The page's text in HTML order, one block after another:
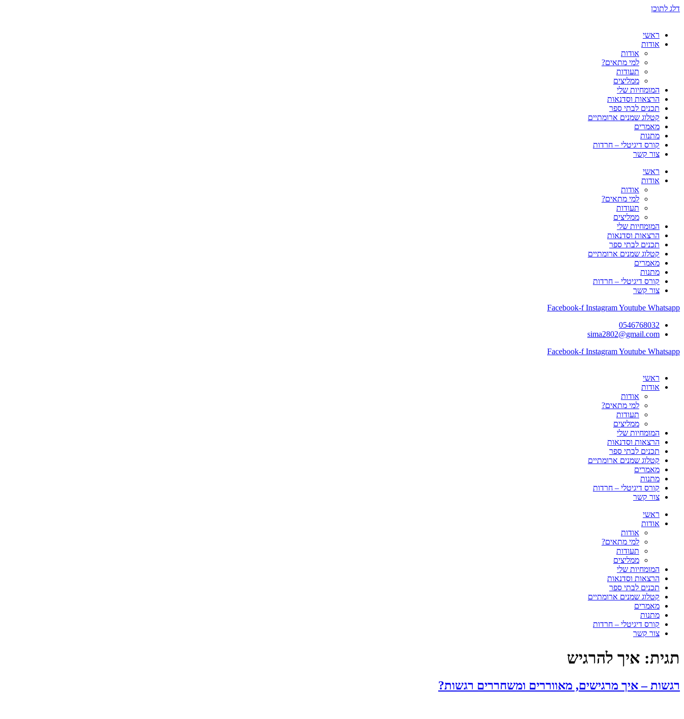
דלג לתוכן
ראשי
אודות
אודות
למי מתאים?
תעודות
ממליצים
המומחיות שלי
הרצאות וסדנאות
תכנים לבתי ספר
קטלוג שמנים ארומתיים
מאמרים
מתנות
קורס דיגיטלי – חרדות
צור קשר
ראשי
אודות
אודות
למי מתאים?
תעודות
ממליצים
המומחיות שלי
הרצאות וסדנאות
תכנים לבתי ספר
קטלוג שמנים ארומתיים
מאמרים
מתנות
קורס דיגיטלי – חרדות
צור קשר
Facebook-f InstagramYoutube Whatsapp
0546768032
sima2802@gmail.com
Facebook-f InstagramYoutube Whatsapp
ראשי
אודות
אודות
למי מתאים?
תעודות
ממליצים
המומחיות שלי
הרצאות וסדנאות
תכנים לבתי ספר
קטלוג שמנים ארומתיים
מאמרים
מתנות
קורס דיגיטלי – חרדות
צור קשר
ראשי
אודות
אודות
למי מתאים?
תעודות
ממליצים
המומחיות שלי
הרצאות וסדנאות
תכנים לבתי ספר
קטלוג שמנים ארומתיים
מאמרים
מתנות
קורס דיגיטלי – חרדות
צור קשר
תגית: איך להרגיש
רגשות – איך מרגישים, מאווררים ומשחררים רגשות?